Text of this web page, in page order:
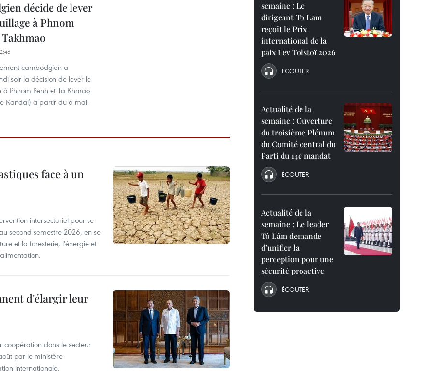
décide de lever
à Phnom
cambodgien a
soir la décision de lever le
Phnom Penh et Ta Khmao
Kandal) à partir du 6 mai.
face à un
intersectoriel pour se
second semestre 2026, en se
et la foresterie, l'énergie et
d'élargir leur
dans le secteur
par le ministère
internationale.
semaine : Le
dirigeant To Lam
reçoit le Prix
international de la
paix Lev Tolstoï 2026
ÉCOUTER
Actualité de la
semaine : Ouverture
du troisième Plénum
du Comité central du
Parti du 14e mandat
ÉCOUTER
Actualité de la
semaine : Le leader
Tô Lâm demande
d’unifier la
perception pour une
sécurité proactive
ÉCOUTER